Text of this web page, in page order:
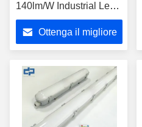
140lm/W Industrial Led
Linear Lights
Ottenga il migliore